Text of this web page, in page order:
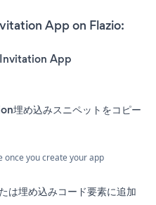
App on Flazio:
App
め込みスニペットをコピー
once you create your app
埋め込みコード要素に追加